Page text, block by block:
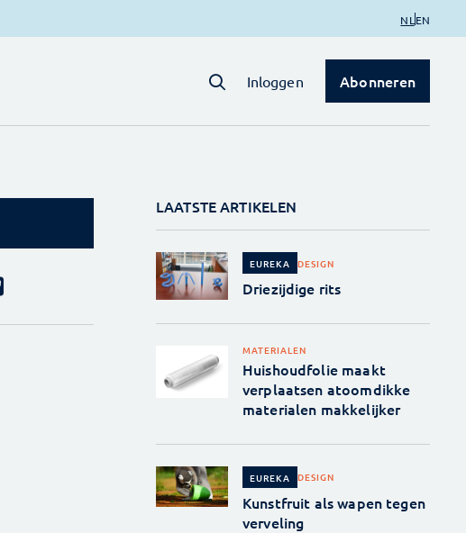
NL EN
Inloggen Abonneren
LAATSTE ARTIKELEN
EUREKA DESIGN
Driezijdige rits
MATERIALEN
Huishoudfolie maakt
verplaatsen atoomdikke
materialen makkelijker
EUREKA DESIGN
Kunstfruit als wapen tegen
verveling